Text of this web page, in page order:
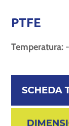
PTFE
Temperatura: